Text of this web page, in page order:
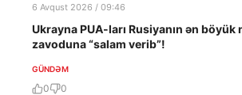
6 Avqust 2026 / 09:46
Ukrayna PUA-ları Rusiyanın ən böyük
zavoduna “salam verib”!
GÜNDƏM
0 0